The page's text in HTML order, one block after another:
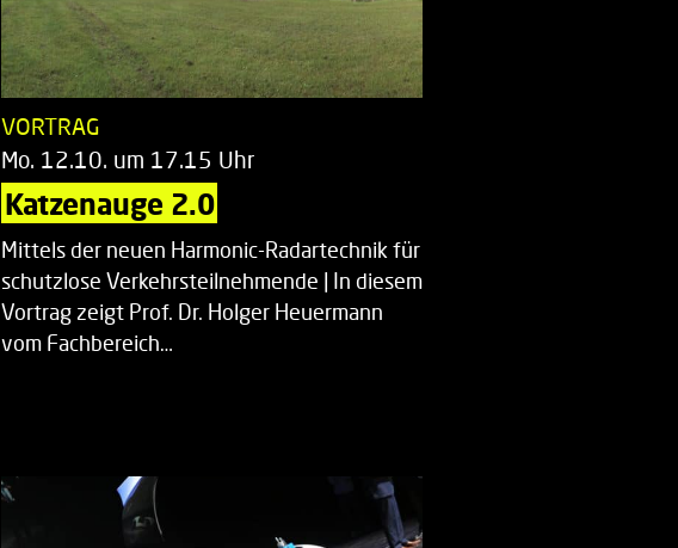
VORTRAG
Mo. 12.10. um 17.15 Uhr
Katzenauge 2.0
Mittels der neuen Harmonic-Radartechnik für
schutzlose Verkehrsteilnehmende | In diesem
Vortrag zeigt Prof. Dr. Holger Heuermann
vom Fachbereich…